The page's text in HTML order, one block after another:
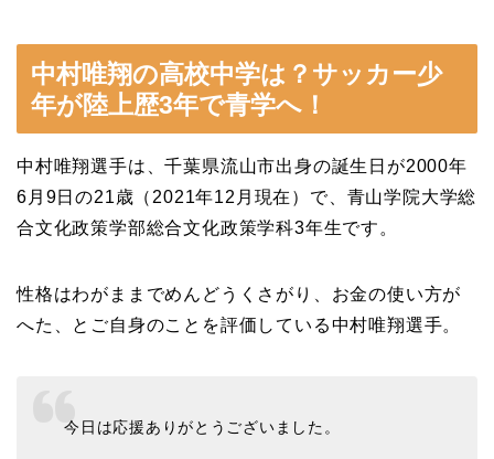
中村唯翔の高校中学は？サッカー少
年が陸上歴3年で青学へ！
中村唯翔選手は、千葉県流山市出身の誕生日が2000年
6月9日の21歳（2021年12月現在）で、青山学院大学総
合文化政策学部総合文化政策学科3年生です。
性格はわがままでめんどうくさがり、お金の使い方が
へた、とご自身のことを評価している中村唯翔選手。
今日は応援ありがとうございました。